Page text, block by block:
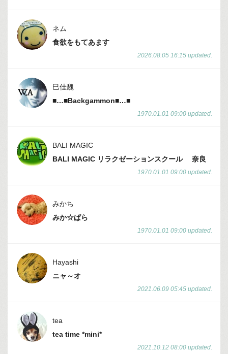
ネム
食欲をもてあます
2026.08.05 16:15 updated.
巳佳魏
■…■Backgammon■…■
1970.01.01 09:00 updated.
BALI MAGIC
BALI MAGIC リラクゼーションスクール 奈良
1970.01.01 09:00 updated.
みかち
みか☆ぱら
1970.01.01 09:00 updated.
Hayashi
ニャ～オ
2021.06.09 05:45 updated.
tea
tea time *mini*
2021.10.12 08:00 updated.